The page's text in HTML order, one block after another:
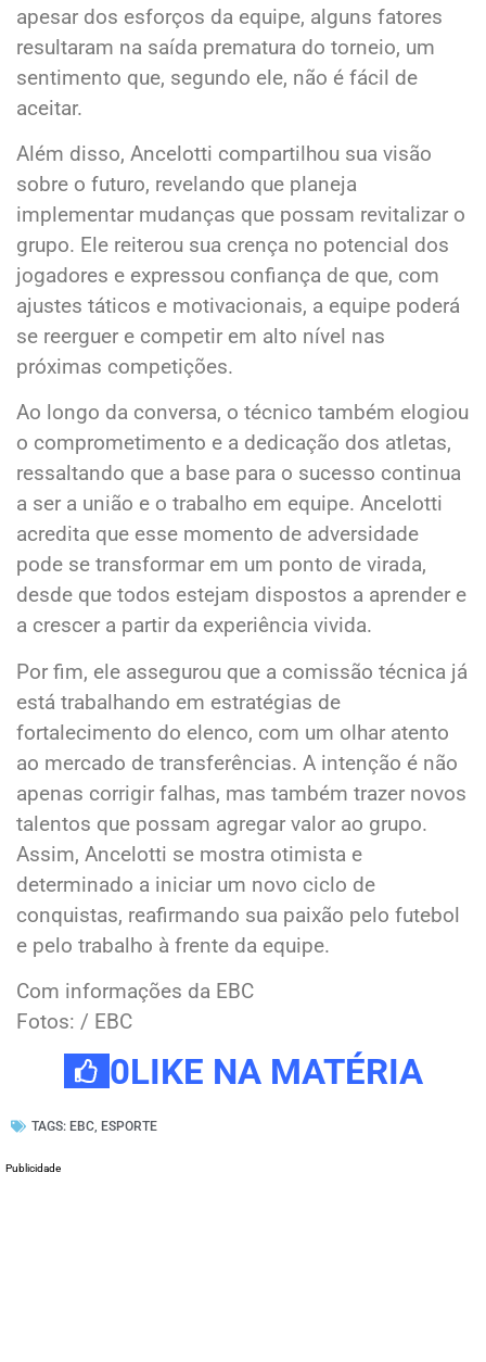
apesar dos esforços da equipe, alguns fatores
resultaram na saída prematura do torneio, um
sentimento que, segundo ele, não é fácil de
aceitar.
Além disso, Ancelotti compartilhou sua visão
sobre o futuro, revelando que planeja
implementar mudanças que possam revitalizar o
grupo. Ele reiterou sua crença no potencial dos
jogadores e expressou confiança de que, com
ajustes táticos e motivacionais, a equipe poderá
se reerguer e competir em alto nível nas
próximas competições.
Ao longo da conversa, o técnico também elogiou
o comprometimento e a dedicação dos atletas,
ressaltando que a base para o sucesso continua
a ser a união e o trabalho em equipe. Ancelotti
acredita que esse momento de adversidade
pode se transformar em um ponto de virada,
desde que todos estejam dispostos a aprender e
a crescer a partir da experiência vivida.
Por fim, ele assegurou que a comissão técnica já
está trabalhando em estratégias de
fortalecimento do elenco, com um olhar atento
ao mercado de transferências. A intenção é não
apenas corrigir falhas, mas também trazer novos
talentos que possam agregar valor ao grupo.
Assim, Ancelotti se mostra otimista e
determinado a iniciar um novo ciclo de
conquistas, reafirmando sua paixão pelo futebol
e pelo trabalho à frente da equipe.
Com informações da EBC
Fotos: / EBC
0LIKE NA MATÉRIA
TAGS: EBC ESPORTE
Publicidade